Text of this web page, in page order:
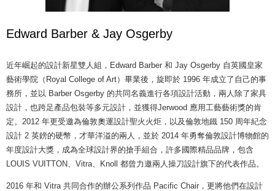
Edward Barber & Jay Osgerby
近年崛起的設計新星雙人組，Edward Barber 和 Jay Osgerby 自英國皇家
藝術學院（Royal College of Art）畢業後，旋即於 1996 年成立了自己的事
務所，並以 Barber Osgerby 的共同名義進行各項設計活動，兩人除了家具
設計，也跨足產品包裝等多元設計，並獲得Jerwood 應用工藝藝術獎的肯
定。2012 年更受邀為倫敦奧運設計聖火火炬，以及倫敦地鐵 150 周年紀念
設計 2 英鎊的硬幣，才華洋溢的兩人，並於 2014 年勇奪倫敦設計博物館的
年度設計大獎，成為全球設計界的搶手組合，許多國際精品品牌，包含
LOUIS VUITTON、Vitra、Knoll 都曾力邀兩人操刀設計旗下的代表作品。
2016 年和 Vitra 共同合作的辦公系列作品 Pacific Chair，更將他們在設計